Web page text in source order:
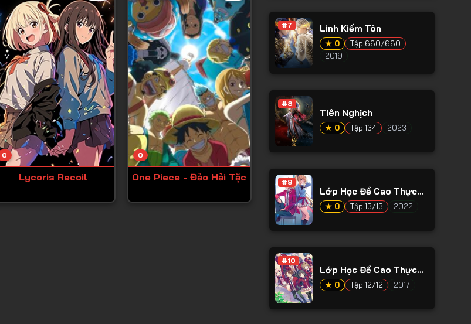
0
Lycoris Recoil
0
One Piece - Đảo Hải Tặc
#7 Linh Kiếm Tôn
★ 0
Tập 660/660
2019
#8
Tiên Nghịch
★ 0 Tập 134 2023
#9
Lớp Học Đề Cao Thực
Lực Ss2
★ 0 Tập 13/13 2022
#10
Lớp Học Đề Cao Thực
Lực Ss1
★ 0 Tập 12/12 2017